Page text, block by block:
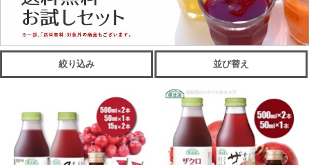
絞り込み 並び替え